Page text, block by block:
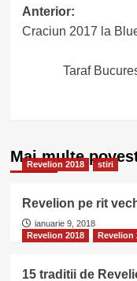
Post
Anterior:
Craciun 2017 la
Taraf
Mai multe
Revelion 2018 stiri
Revelion pe rit
ianuarie 9, 2018
Revelion 2018
Revelion
15 traditii de